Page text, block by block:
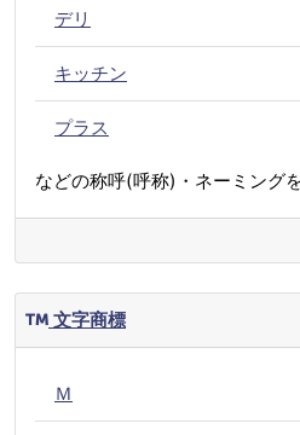
デリ
キッチン
プラス
などの称呼(呼称)・ネーミング
文字商標
Ｍ